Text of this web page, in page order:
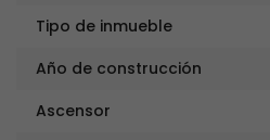
Tipo de inmueble
Año de construcción
Ascensor